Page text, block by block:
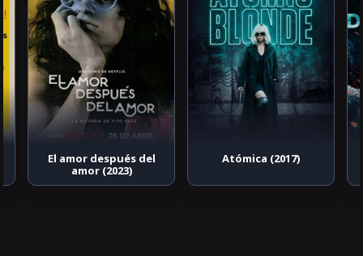
El amor después del
amor (2023)
Atómica (2017)